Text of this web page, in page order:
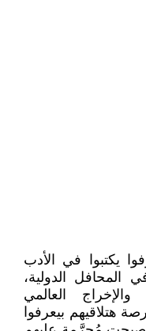
يكتبوا في الأدب
المحافل الدولية،
والإخراج العالمي
هتلاقيهم بيعرفوا